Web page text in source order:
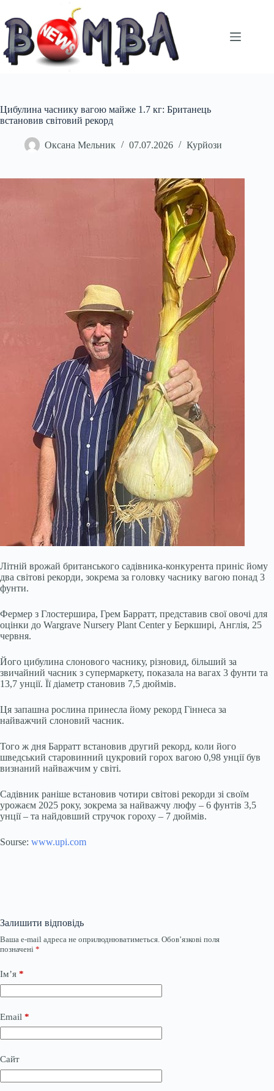
вмісту
Цибулина часнику вагою майже 1.7 кг: Британець
встановив світовий рекорд
Оксана Мельник 07.07.2026 Курйози
Літній врожай британського садівника-конкурента приніс йому
два світові рекорди, зокрема за головку часнику вагою понад 3
фунти.
Фермер з Глостершира, Грем Барратт, представив свої овочі для
оцінки до Wargrave Nursery Plant Center у Беркширі, Англія, 25
червня.
Його цибулина слонового часнику, різновид, більший за
звичайний часник з супермаркету, показала на вагах 3 фунти та
13,7 унції. Її діаметр становив 7,5 дюймів.
Ця запашна рослина принесла йому рекорд Гіннеса за
найважчий слоновий часник.
Того ж дня Барратт встановив другий рекорд, коли його
шведський старовинний цукровий горох вагою 0,98 унції був
визнаний найважчим у світі.
Садівник раніше встановив чотири світові рекорди зі своїм
урожаєм 2025 року, зокрема за найважчу люфу – 6 фунтів 3,5
унції – та найдовший стручок гороху – 7 дюймів.
Sourse: www.upi.com
Залишити відповідь
Ваша e-mail адреса не оприлюднюватиметься. Обов’язкові поля
позначені *
Ім’я *
Email *
Сайт